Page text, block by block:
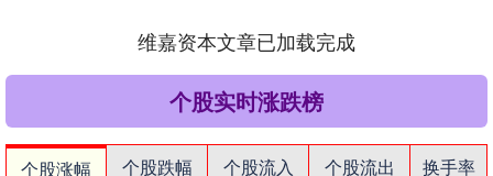
维嘉资本文章已加载完成
个股实时涨跌榜
个股涨幅 个股跌幅 个股流入 个股流出
换手率